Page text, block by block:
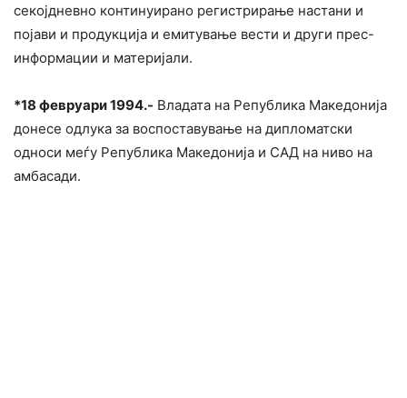
секојдневно континуирано регистрирање настани и
појави и продукција и емитување вести и други прес-
информации и материјали.
*18 февруари 1994.- Владата на Република Македонија
донесе одлука за воспоставување на дипломатски
односи меѓу Република Македонија и САД на ниво на
амбасади.